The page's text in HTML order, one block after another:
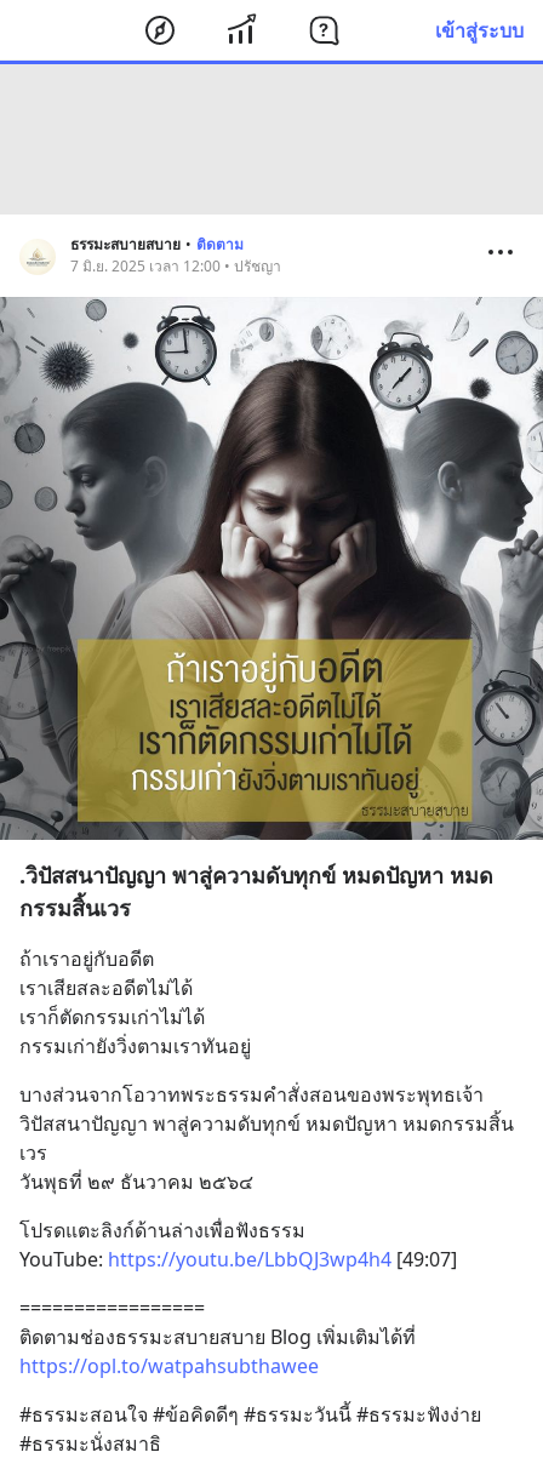
เข้าสู่ระบบ
ธรรมะสบายสบาย • ติดตาม
7 มิ.ย. 2025 เวลา 12:00 • ปรัชญา
.วิปัสสนาปัญญา พาสู่ความดับทุกข์ หมดปัญหา หมด
กรรมสิ้นเวร
ถ้าเราอยู่กับอดีต
เราเสียสละอดีตไม่ได้
เราก็ตัดกรรมเก่าไม่ได้
กรรมเก่ายังวิ่งตามเราทันอยู่
บางส่วนจากโอวาทพระธรรมคำสั่งสอนของพระพุทธเจ้า
วิปัสสนาปัญญา พาสู่ความดับทุกข์ หมดปัญหา หมดกรรมสิ้น
เวร
วันพุธที่ ๒๙ ธันวาคม ๒๕๖๔
โปรดแตะลิงก์ด้านล่างเพื่อฟังธรรม
YouTube: https://youtu.be/LbbQJ3wp4h4 [49:07]
=================
ติดตามช่องธรรมะสบายสบาย Blog เพิ่มเติมได้ที่
https://opl.to/watpahsubthawee
#ธรรมะสอนใจ #ข้อคิดดีๆ #ธรรมะวันนี้ #ธรรมะฟังง่าย
#ธรรมะนั่งสมาธิ